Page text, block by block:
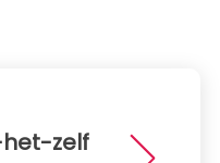
het-zelf